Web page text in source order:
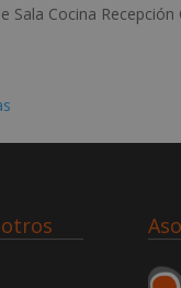
Sala Cocina Recepción